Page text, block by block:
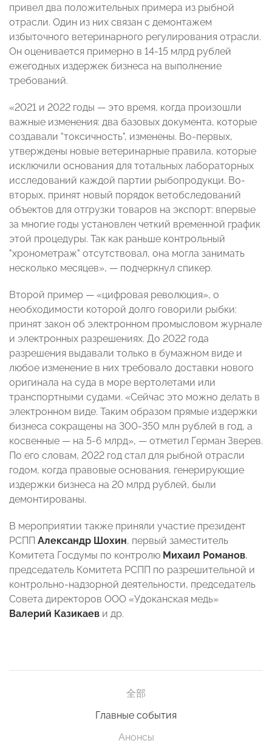
привел два положительных примера из рыбной
отрасли. Один из них связан с демонтажем
избыточного ветеринарного регулирования отрасли.
Он оценивается примерно в 14-15 млрд рублей
ежегодных издержек бизнеса на выполнение
требований.
«2021 и 2022 годы — это время, когда произошли
важные изменения: два базовых документа, которые
создавали "токсичность", изменены. Во-первых,
утверждены новые ветеринарные правила, которые
исключили основания для тотальных лабораторных
исследований каждой партии рыбопродукци. Во-
вторых, принят новый порядок ветобследований
объектов для отгрузки товаров на экспорт: впервые
за многие годы установлен четкий временной график
этой процедуры. Так как раньше контрольный
"хронометраж" отсутствовал, она могла занимать
несколько месяцев», — подчеркнул спикер.
Второй пример — «цифровая революция», о
необходимости которой долго говорили рыбки:
принят закон об электронном промысловом журнале
и электронных разрешениях. До 2022 года
разрешения выдавали только в бумажном виде и
любое изменение в них требовало доставки нового
оригинала на суда в море вертолетами или
транспортными судами. «Сейчас это можно делать в
электронном виде. Таким образом прямые издержки
бизнеса сокращены на 300-350 млн рублей в год, а
косвенные — на 5-6 млрд», — отметил Герман Зверев.
По его словам, 2022 год стал для рыбной отрасли
годом, когда правовые основания, генерирующие
издержки бизнеса на 20 млрд рублей, были
демонтированы.
В мероприятии также приняли участие президент
РСПП Александр Шохин, первый заместитель
Комитета Госдумы по контролю Михаил Романов,
председатель Комитета РСПП по разрешительной и
контрольно-надзорной деятельности, председатель
Совета директоров ООО «Удоканская медь»
Валерий Казикаев и др.
全部
Главные события
Анонсы